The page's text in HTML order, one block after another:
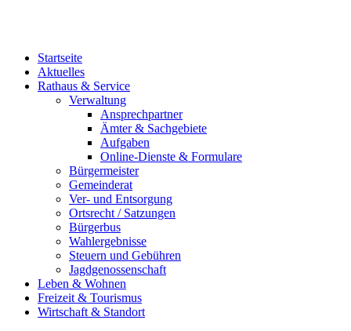
Startseite
Aktuelles
Rathaus & Service
Verwaltung
Ansprechpartner
Ämter & Sachgebiete
Aufgaben
Online-Dienste & Formulare
Bürgermeister
Gemeinderat
Ver- und Entsorgung
Ortsrecht / Satzungen
Bürgerbus
Wahlergebnisse
Steuern und Gebühren
Jagdgenossenschaft
Leben & Wohnen
Freizeit & Tourismus
Wirtschaft & Standort